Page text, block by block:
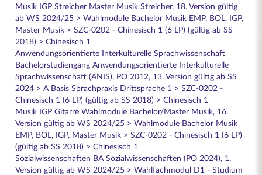
Musik IGP Streicher Master Musik Streicher, 18. Version gültig
ab WS 2024/25 > Wahlmodule Bachelor Musik EMP, BOL, IGP,
Master Musik > SZC-0202 - Chinesisch 1 (6 LP) (gültig ab SS
2018) > Chinesisch 1
Anwendungsorientierte Interkulturelle Sprachwissenschaft
Bachelorstudiengang Anwendungsorientierte Interkulturelle
Sprachwissenschaft (ANIS), PO 2012, 13. Version gültig ab SS
2024 > A Basis Sprachpraxis Drittsprache 1 > SZC-0202 -
Chinesisch 1 (6 LP) (gültig ab SS 2018) > Chinesisch 1
Musik IGP Gitarre Wahlmodule Bachelor/Master Musik, 16.
Version gültig ab WS 2024/25 > Wahlmodule Bachelor Musik
EMP, BOL, IGP, Master Musik > SZC-0202 - Chinesisch 1 (6 LP)
(gültig ab SS 2018) > Chinesisch 1
Sozialwissenschaften BA Sozialwissenschaften (PO 2024), 1.
Version gültig ab WS 2024/25 > Wahlfachmodul D1 - Studium